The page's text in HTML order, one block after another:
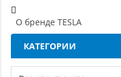
О бренде TESLA
КАТЕГОРИИ